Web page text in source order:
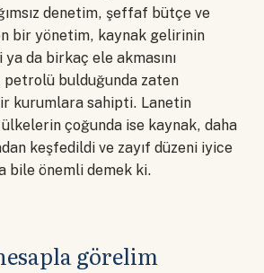
denetim, şeffaf bütçe ve
bir yönetim, kaynak gelirinin
da birkaç ele akmasını
bulduğunda zaten
kurumlara sahipti. Lanetin
çoğunda ise kaynak, daha
keşfedildi ve zayıf düzeni iyice
bile önemli demek ki.
görelim